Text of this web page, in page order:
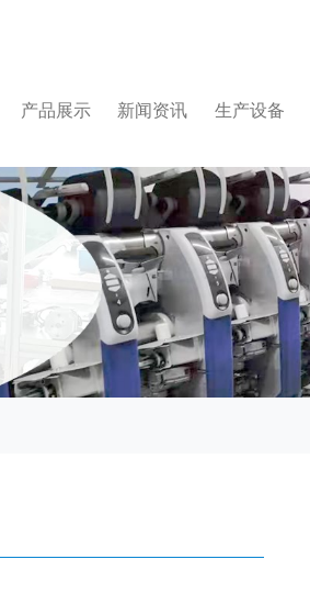
产品展示 新闻资讯 生产设备